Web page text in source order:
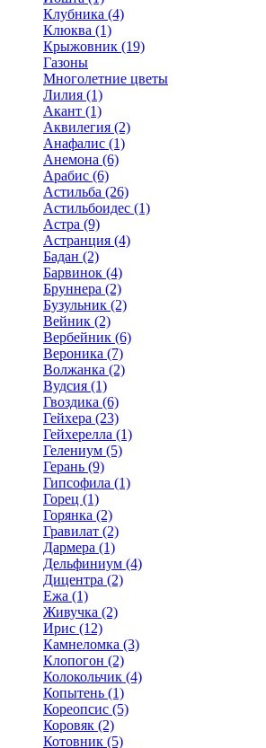
Клубника (4)
Клюква (1)
Крыжовник (19)
Газоны
Многолетние цветы
Лилия (1)
Акант (1)
Аквилегия (2)
Анафалис (1)
Анемона (6)
Арабис (6)
Астильба (26)
Астильбоидес (1)
Астра (9)
Астранция (4)
Бадан (2)
Барвинок (4)
Бруннера (2)
Бузульник (2)
Вейник (2)
Вербейник (6)
Вероника (7)
Волжанка (2)
Вудсия (1)
Гвоздика (6)
Гейхера (23)
Гейхерелла (1)
Гелениум (5)
Герань (9)
Гипсофила (1)
Горец (1)
Горянка (2)
Гравилат (2)
Дармера (1)
Дельфиниум (4)
Дицентра (2)
Ежа (1)
Живучка (2)
Ирис (12)
Камнеломка (3)
Клопогон (2)
Колокольчик (4)
Копытень (1)
Кореопсис (5)
Коровяк (2)
Котовник (5)